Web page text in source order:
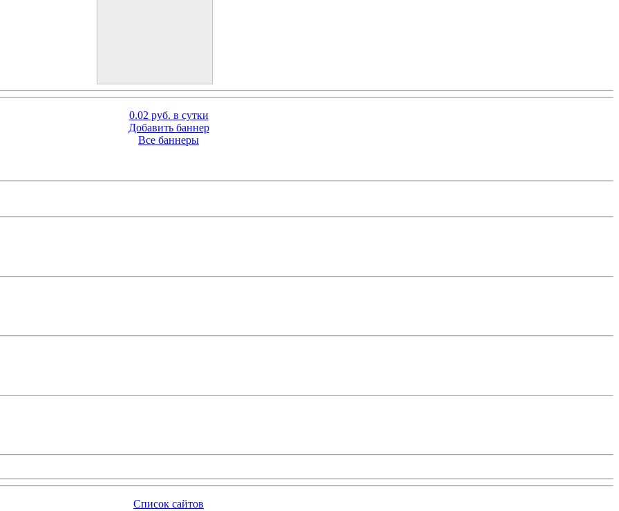
0.02 руб. в сутки
Добавить баннер
Все баннеры
Список сайтов